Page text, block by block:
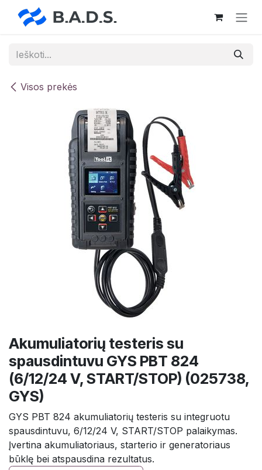
Skip to Content
Visos prekės
Akumuliatorių testeris su
spausdintuvu GYS PBT 824
(6/12/24 V, START/STOP) (025738,
GYS)
GYS PBT 824 akumuliatorių testeris su integruotu
spausdintuvu, 6/12/24 V, START/STOP palaikymas.
Įvertina akumuliatoriaus, starterio ir generatoriaus
būklę bei atspausdina rezultatus.